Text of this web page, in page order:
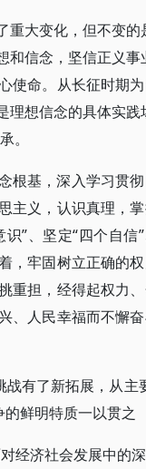
大变化，但不变
信念，坚信正义
使命。从长征时期
想信念的具体实
。
根基，深入学习贯
义，认识真理，
”、坚定“四个自信
，牢固树立正确的
担，经得起权力、
、人民幸福而不懈
有了新拓展，从主
鲜明特质一以贯之
经济社会发展中的